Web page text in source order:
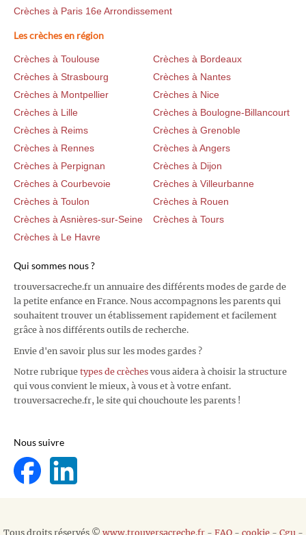
Crèches à Paris 16e Arrondissement
Les crèches en région
Crèches à Toulouse
Crèches à Bordeaux
Crèches à Strasbourg
Crèches à Nantes
Crèches à Montpellier
Crèches à Nice
Crèches à Lille
Crèches à Boulogne-Billancourt
Crèches à Reims
Crèches à Grenoble
Crèches à Rennes
Crèches à Angers
Crèches à Perpignan
Crèches à Dijon
Crèches à Courbevoie
Crèches à Villeurbanne
Crèches à Toulon
Crèches à Rouen
Crèches à Asnières-sur-Seine
Crèches à Tours
Crèches à Le Havre
Qui sommes nous ?
trouversacreche.fr un annuaire des différents modes de garde de
la petite enfance en France. Nous accompagnons les parents qui
souhaitent trouver un établissement rapidement et facilement
grâce à nos différents outils de recherche.
Envie d'en savoir plus sur les modes gardes ?
Notre rubrique types de crèches vous aidera à choisir la structure
qui vous convient le mieux, à vous et à votre enfant.
trouversacreche.fr, le site qui chouchoute les parents !
Nous suivre
Tous droits réservés © www.trouversacreche.fr- FAQ- cookie- Cgu -